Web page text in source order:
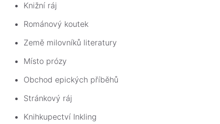
Knižní ráj
Románový koutek
Země milovníků literatury
Místo prózy
Obchod epických příběhů
Stránkový ráj
Knihkupectví Inkling